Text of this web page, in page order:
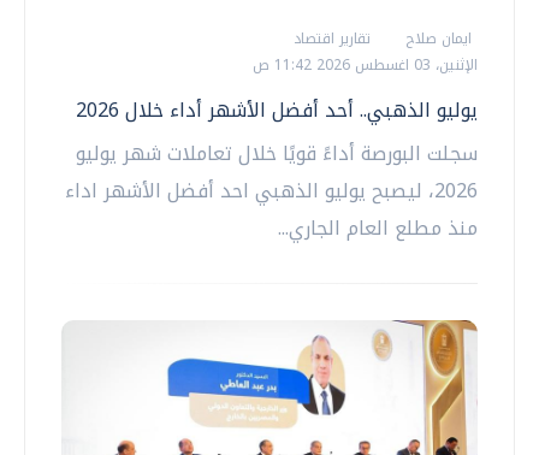
ايمان صلاح
تقارير اقتصاد
الإثنين، 03 اغسطس 2026 11:42 ص
يوليو الذهبي.. أحد أفضل الأشهر أداء خلال 2026
سجلت البورصة أداءً قويًا خلال تعاملات شهر يوليو
2026، ليصبح يوليو الذهبي احد أفضل الأشهر اداء
منذ مطلع العام الجاري...